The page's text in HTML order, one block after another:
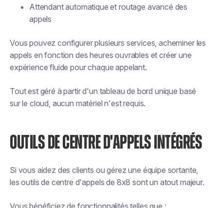
Attendant automatique et routage avancé des
appels
Vous pouvez configurer plusieurs services, acheminer les
appels en fonction des heures ouvrables et créer une
expérience fluide pour chaque appelant.
Tout est géré à partir d'un tableau de bord unique basé
sur le cloud, aucun matériel n'est requis.
OUTILS DE CENTRE D'APPELS INTÉGRÉS
Si vous aidez des clients ou gérez une équipe sortante,
les outils de centre d'appels de 8x8 sont un atout majeur.
Vous bénéficiez de fonctionnalités telles que :